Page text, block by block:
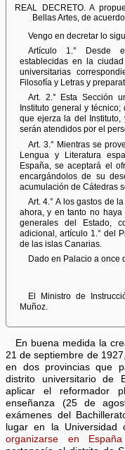
REAL DECRETO. A
Bellas Artes, de
Vengo en decretar lo
Artículo 1.° Desde
establecidas en la
universitarias
Filosofía y Letras y
Art. 2.° Esta Sección
Instituto general y
que ejerza la del Instituto,
serán atendidos por el
Art. 3.° Mientras se
Lengua y Literatura
España, se aceptará el
encargándolos de su
acumulación de Cátedras
Art. 4.° A los gastos de
ahora, y en tanto no
generales del Estado,
adicional, artículo 1.° del
de las islas Canarias.
Dado en Palacio a once
El Ministro de
Muñoz.
En buena medida la
21 de septiembre de
en dos provincias que
distrito universitario de
aplicar el reformador
enseñanza (25 de
exámenes del
lugar en la Universidad
organizarse en